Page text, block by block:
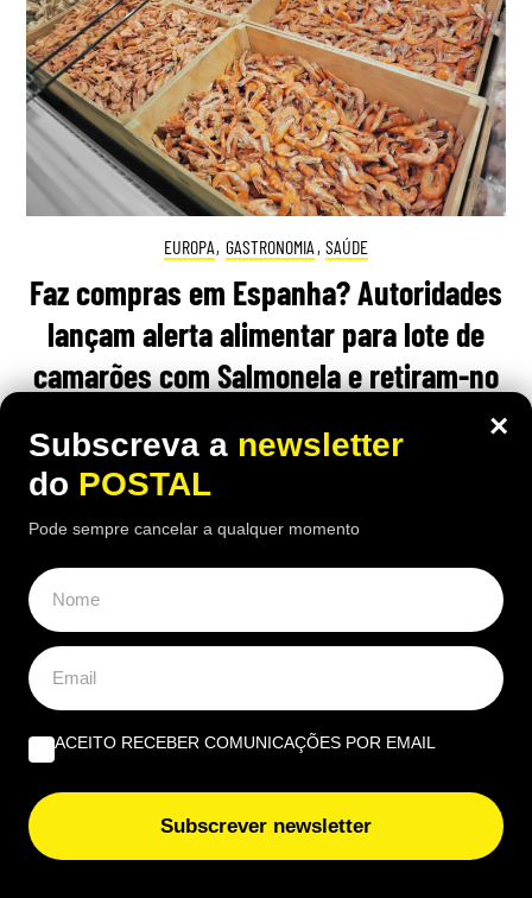
EUROPA, GASTRONOMIA , SAÚDE
Faz compras em Espanha? Autoridades
lançam alerta alimentar para lote de
camarões com Salmonela e retiram-no
alimentar após detetarem salmonela num lote de
camarão descascado e cozido da marca Ocean Sea
×
Subscreva a newsletter
do POSTAL
Pode sempre cancelar a qualquer momento
ACEITO RECEBER COMUNICAÇÕES POR EMAIL
Subscrever newsletter